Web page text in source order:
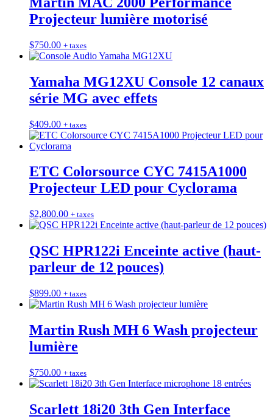
Projecteur lumière motorisé
$750.00 + taxes
Yamaha MG12XU Console 12 canaux
série MG avec effets
$409.00 + taxes
ETC Colorsource CYC 7415A1000
Projecteur LED pour Cyclorama
$2,800.00 + taxes
QSC HPR122i Enceinte active (haut-
parleur de 12 pouces)
$899.00 + taxes
Martin Rush MH 6 Wash projecteur
lumière
$750.00 + taxes
Scarlett 18i20 3th Gen Interface